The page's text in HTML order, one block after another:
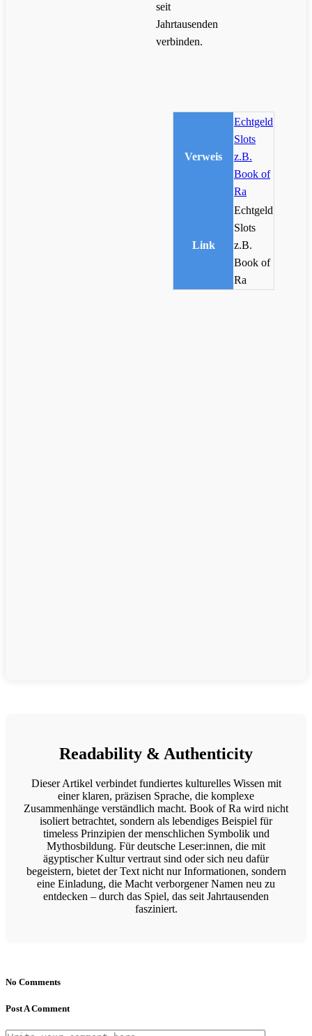
seit
Jahrtausenden
verbinden.
Verweis
Echtgeld
Slots
z.B.
Book of
Ra
Link
Echtgeld
Slots
z.B.
Book of
Ra
Readability & Authenticity
Dieser Artikel verbindet fundiertes kulturelles Wissen mit
einer klaren, präzisen Sprache, die komplexe
Zusammenhänge verständlich macht. Book of Ra wird nicht
isoliert betrachtet, sondern als lebendiges Beispiel für
timeless Prinzipien der menschlichen Symbolik und
Mythosbildung. Für deutsche Leser:innen, die mit
ägyptischer Kultur vertraut sind oder sich neu dafür
begeistern, bietet der Text nicht nur Informationen, sondern
eine Einladung, die Macht verborgener Namen neu zu
entdecken – durch das Spiel, das seit Jahrtausenden
fasziniert.
No Comments
Post A Comment